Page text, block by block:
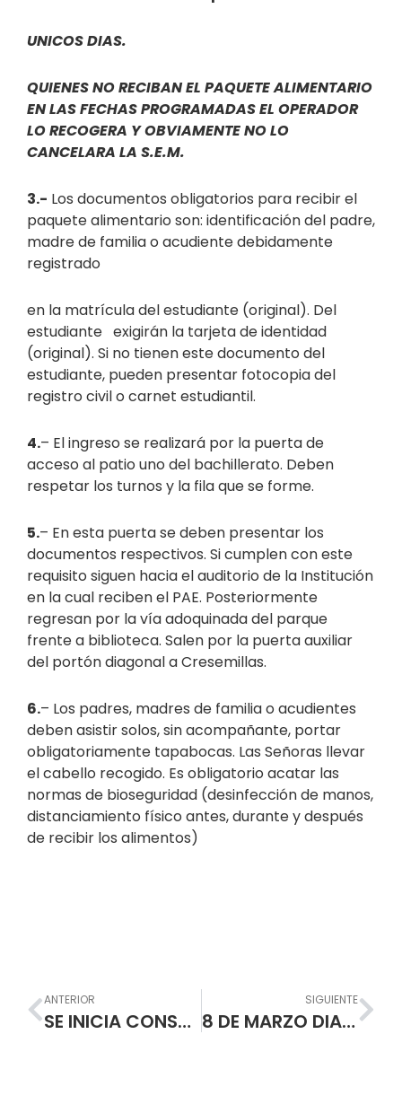
UNICOS DIAS.
QUIENES NO RECIBAN EL PAQUETE ALIMENTARIO
EN LAS FECHAS PROGRAMADAS EL OPERADOR
LO RECOGERA Y OBVIAMENTE NO LO
CANCELARA LA S.E.M.
3.- Los documentos obligatorios para recibir el
paquete alimentario son: identificación del padre,
madre de familia o acudiente debidamente
registrado
en la matrícula del estudiante (original). Del
estudiante exigirán la tarjeta de identidad
(original). Si no tienen este documento del
estudiante, pueden presentar fotocopia del
registro civil o carnet estudiantil.
4.– El ingreso se realizará por la puerta de
acceso al patio uno del bachillerato. Deben
respetar los turnos y la fila que se forme.
5.– En esta puerta se deben presentar los
documentos respectivos. Si cumplen con este
requisito siguen hacia el auditorio de la Institución
en la cual reciben el PAE. Posteriormente
regresan por la vía adoquinada del parque
frente a biblioteca. Salen por la puerta auxiliar
del portón diagonal a Cresemillas.
6.– Los padres, madres de familia o acudientes
deben asistir solos, sin acompañante, portar
obligatoriamente tapabocas. Las Señoras llevar
el cabello recogido. Es obligatorio acatar las
normas de bioseguridad (desinfección de manos,
distanciamiento físico antes, durante y después
de recibir los alimentos)
Prev
ANTERIOR
SE INICIA CONSTRUCCION DE MODERNA INFRAESTRUCTURA EN LA ESCUELA NORMAL SUPERIOR DE PASTO
SIGUIENTE
8 DE MARZO DIA INTERNACIONAL DE LA MUJER